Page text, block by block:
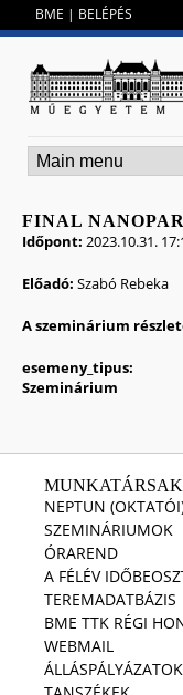
BME | BELÉPÉS
FINAL
Időpont: 2023.10.31.
Előadó: Szabó Rebeka
A szeminárium
esemeny_tipus:
Szeminárium
NEPTUN
SZEMINÁRIUMOK
ÓRAREND
A FÉLÉV
TEREMADATBÁZIS
BME TTK RÉGI
WEBMAIL
ÁLLÁSPÁLYÁZATOK